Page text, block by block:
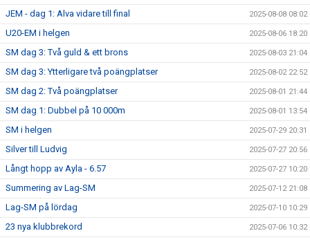
JEM - dag 1: Alva vidare till final 2025-08-08 08:02
U20-EM i helgen 2025-08-06 18:20
SM dag 3: Två guld & ett brons 2025-08-03 21:04
SM dag 3: Ytterligare två poängplatser 2025-08-02 22:52
SM dag 2: Två poängplatser 2025-08-01 21:44
SM dag 1: Dubbel på 10 000m 2025-08-01 13:54
SM i helgen 2025-07-29 20:31
Silver till Ludvig 2025-07-27 20:56
Långt hopp av Ayla - 6.57 2025-07-27 10:20
Summering av Lag-SM 2025-07-12 21:08
Lag-SM på lördag 2025-07-10 10:29
23 nya klubbrekord 2025-07-06 10:32